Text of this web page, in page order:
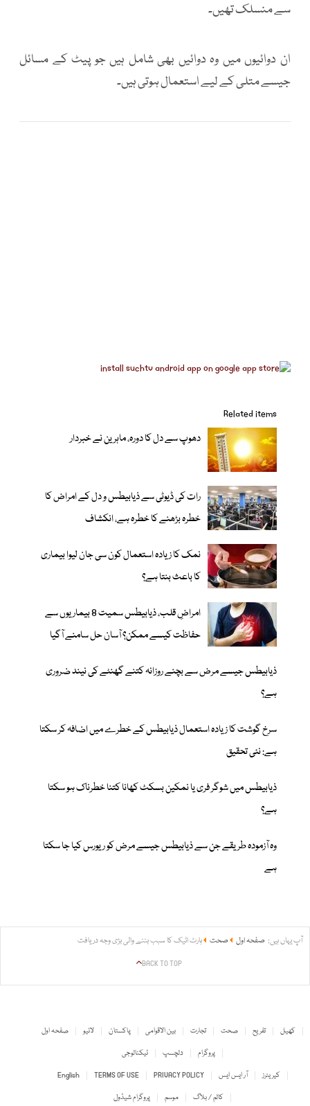
سے منسلک تھیں۔
ان دوائیوں میں وہ دوائیں بھی شامل ہیں جو پیٹ کے مسائل
جیسے متلی کے لیے استعمال ہوتی ہیں۔
Related items
دھوپ سے دل کا دورہ، ماہرین نے خبردار
رات کی ڈیوٹی سے ذیابیطس و دل کے امراض کا
خطرہ بڑھنے کا خطرہ ہے، انکشاف
نمک کا زیادہ استعمال کون سی جان لیوا بیماری
کا باعث بنتا ہے؟
امراضِ قلب، ذیابیطس سمیت 8 بیماریوں سے
حفاظت کیسے ممکن؟ آسان حل سامنے آگیا
ذیابیطس جیسے مرض سے بچنے روزانہ کتنے گھنٹے کی نیند ضروری
ہے؟
سرخ گوشت کا زیادہ استعمال ذیابیطس کے خطرے میں اضافہ کر سکتا
ہے: نئی تحقیق
ذیابیطس میں شوگر فری یا نمکین بسکٹ کھانا کتنا خطرناک ہو سکتا
ہے؟
وہ آزمودہ طریقے جن سے ذیابیطس جیسے مرض کو ریورس کیا جا سکتا
ہے
آپ یہاں ہیں: صفحہ اول صحت ہارٹ اٹیک کا سبب بننے والی بڑی وجہ دریافت
BACK TO TOP
صفحہ اول لائیو پاکستان بین الاقوامی تجارت صحت تفریح
کھیل
ٹیکنالوجی
دلچسپ
پروگرام
English
TERMS OF USE PRIVACY POLICY آر ایس ایس
کیریئرز
پروگرام شیڈول
موسم کالم / بلاگ